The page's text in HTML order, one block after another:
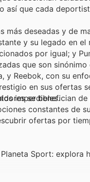
así que cada
más deseadas y de
y su legado en
por igual; y
que son
y Reebok, con su
en sus ofertas
imperdibles.
se benefician
constantes de
ofertas por
Sport: explora